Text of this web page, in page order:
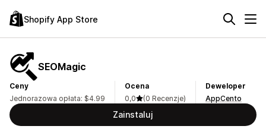
Shopify App Store
SEOMagic
Ceny
Jednorazowa opłata: $4.99
Ocena
0,0
(0 Recenzje)
Deweloper
AppCento
Zainstaluj